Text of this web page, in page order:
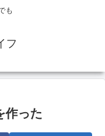
も
フ
作った